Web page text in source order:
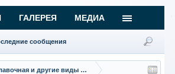
и другие виды ловли
сообщения
ГАЛЕРЕЯ МЕДИА